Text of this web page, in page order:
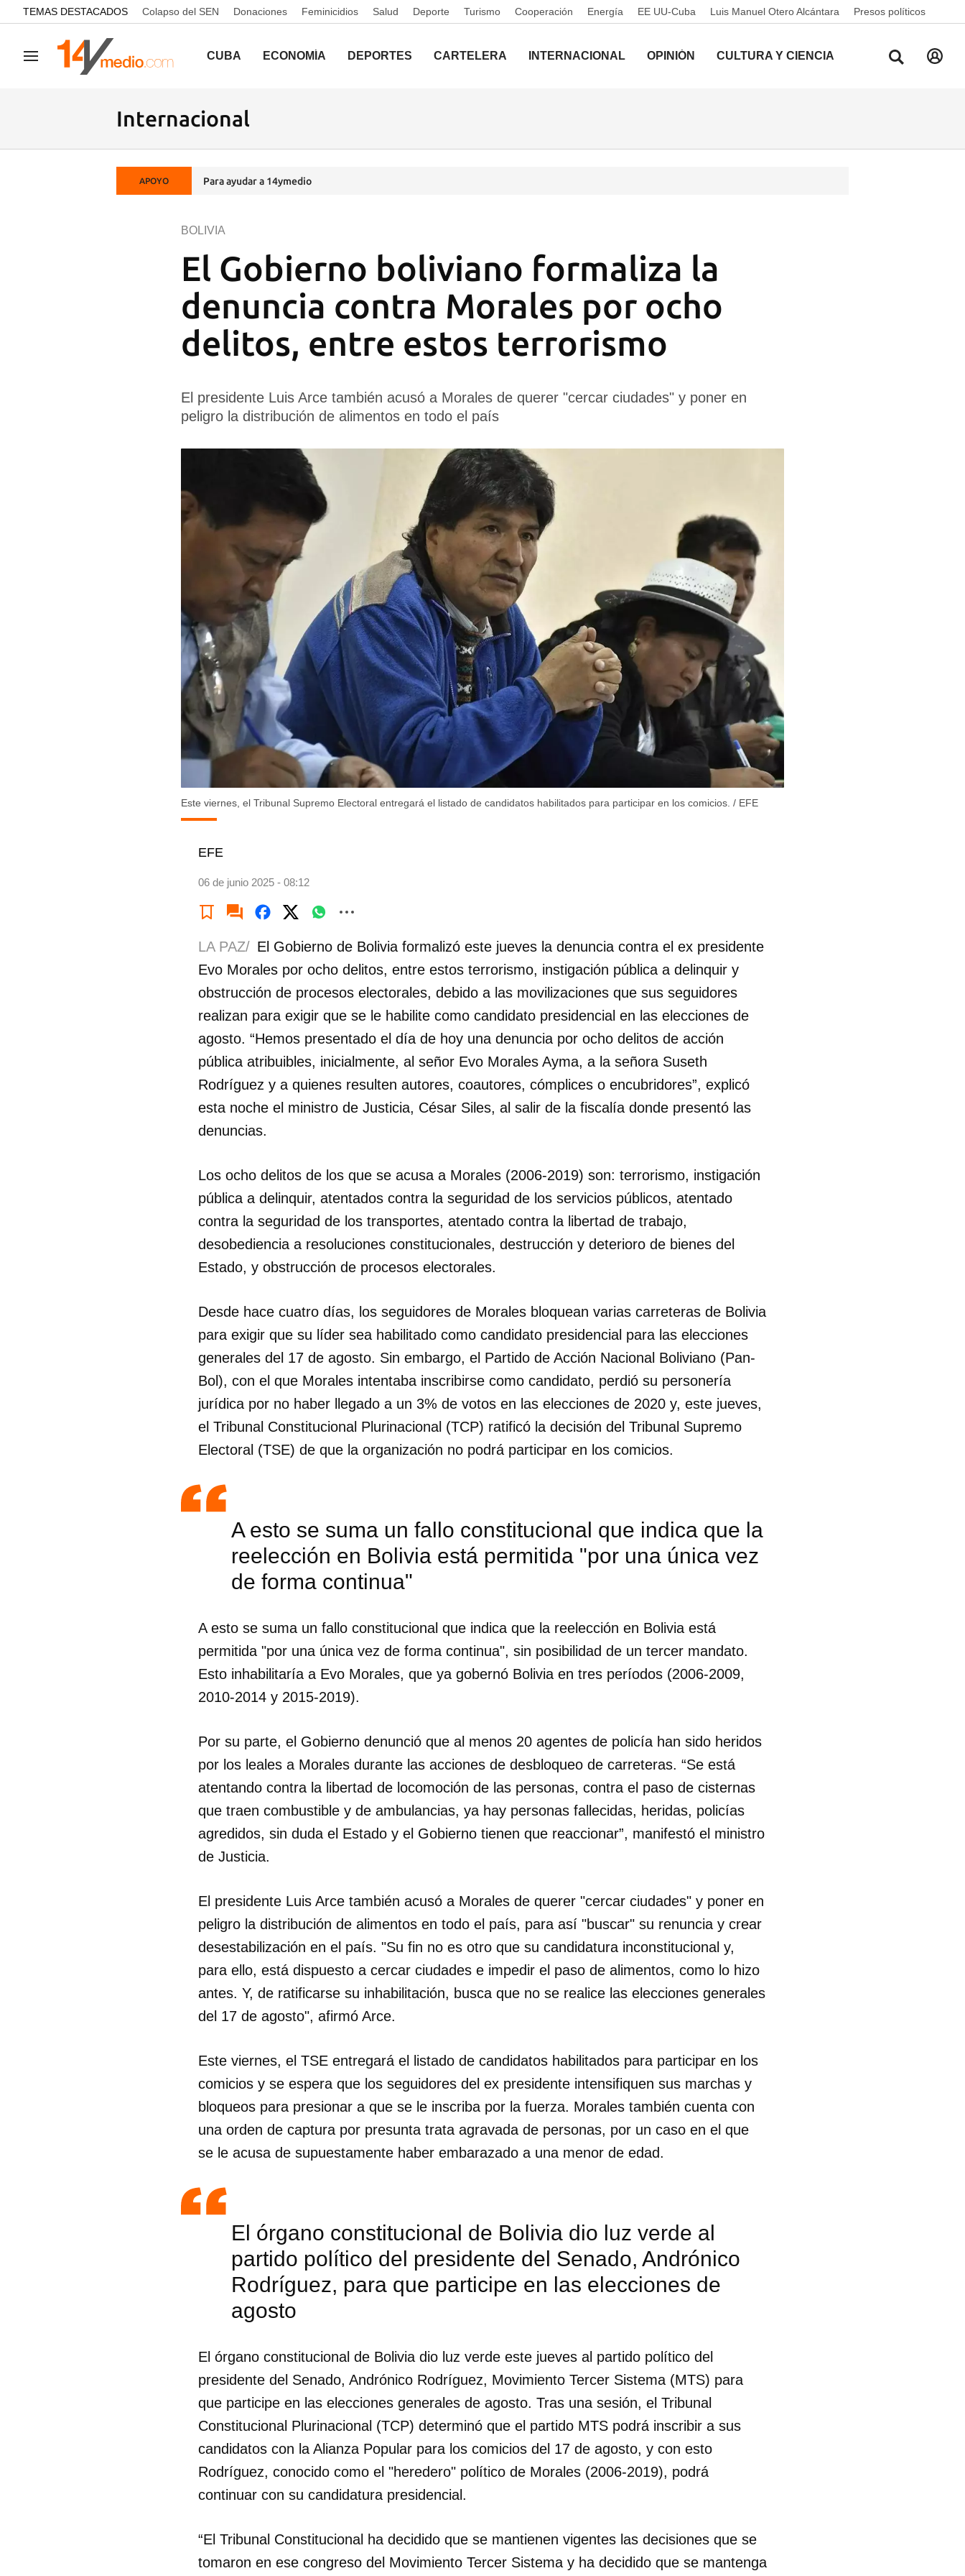
common.go-to-content
TEMAS DESTACADOS Colapso del SEN Donaciones Feminicidios Salud Deporte Turismo Cooperación Energía EE UU-Cuba Luis Manuel Otero Alcántara Presos políticos
Navegación CUBA ECONOMÍA DEPORTES CARTELERA INTERNACIONAL OPINIÓN CULTURA Y CIENCIA
Internacional
APOYO Para ayudar a 14ymedio
El Gobierno boliviano formaliza la
denuncia contra Morales por ocho
delitos, entre estos terrorismo
BOLIVIA
El presidente Luis Arce también acusó a Morales de querer "cercar ciudades" y poner en
peligro la distribución de alimentos en todo el país
Este viernes, el Tribunal Supremo Electoral entregará el listado de candidatos habilitados para participar en los comicios. / EFE
EFE
06 de junio 2025 - 08:12
Guardar como favorito
Para poder guardar como favorito, primero has de iniciar sesión con tu
INICIAR SESIÓN CANCELAR
LA PAZ/ El Gobierno de Bolivia formalizó este jueves la denuncia contra el ex presidente
Evo Morales por ocho delitos, entre estos terrorismo, instigación pública a delinquir y
obstrucción de procesos electorales, debido a las movilizaciones que sus seguidores
realizan para exigir que se le habilite como candidato presidencial en las elecciones de
agosto. “Hemos presentado el día de hoy una denuncia por ocho delitos de acción
pública atribuibles, inicialmente, al señor Evo Morales Ayma, a la señora Suseth
Rodríguez y a quienes resulten autores, coautores, cómplices o encubridores”, explicó
esta noche el ministro de Justicia, César Siles, al salir de la fiscalía donde presentó las
denuncias.
Los ocho delitos de los que se acusa a Morales (2006-2019) son: terrorismo, instigación
pública a delinquir, atentados contra la seguridad de los servicios públicos, atentado
contra la seguridad de los transportes, atentado contra la libertad de trabajo,
desobediencia a resoluciones constitucionales, destrucción y deterioro de bienes del
Estado, y obstrucción de procesos electorales.
Desde hace cuatro días, los seguidores de Morales bloquean varias carreteras de Bolivia
para exigir que su líder sea habilitado como candidato presidencial para las elecciones
generales del 17 de agosto. Sin embargo, el Partido de Acción Nacional Boliviano (Pan-
Bol), con el que Morales intentaba inscribirse como candidato, perdió su personería
jurídica por no haber llegado a un 3% de votos en las elecciones de 2020 y, este jueves,
el Tribunal Constitucional Plurinacional (TCP) ratificó la decisión del Tribunal Supremo
Electoral (TSE) de que la organización no podrá participar en los comicios.
A esto se suma un fallo constitucional que indica que la
reelección en Bolivia está permitida "por una única vez
de forma continua"
A esto se suma un fallo constitucional que indica que la reelección en Bolivia está
permitida "por una única vez de forma continua", sin posibilidad de un tercer mandato.
Esto inhabilitaría a Evo Morales, que ya gobernó Bolivia en tres períodos (2006-2009,
2010-2014 y 2015-2019).
Por su parte, el Gobierno denunció que al menos 20 agentes de policía han sido heridos
por los leales a Morales durante las acciones de desbloqueo de carreteras. “Se está
atentando contra la libertad de locomoción de las personas, contra el paso de cisternas
que traen combustible y de ambulancias, ya hay personas fallecidas, heridas, policías
agredidos, sin duda el Estado y el Gobierno tienen que reaccionar”, manifestó el ministro
de Justicia.
El presidente Luis Arce también acusó a Morales de querer "cercar ciudades" y poner en
peligro la distribución de alimentos en todo el país, para así "buscar" su renuncia y crear
desestabilización en el país. "Su fin no es otro que su candidatura inconstitucional y,
para ello, está dispuesto a cercar ciudades e impedir el paso de alimentos, como lo hizo
antes. Y, de ratificarse su inhabilitación, busca que no se realice las elecciones generales
del 17 de agosto", afirmó Arce.
Este viernes, el TSE entregará el listado de candidatos habilitados para participar en los
comicios y se espera que los seguidores del ex presidente intensifiquen sus marchas y
bloqueos para presionar a que se le inscriba por la fuerza. Morales también cuenta con
una orden de captura por presunta trata agravada de personas, por un caso en el que
se le acusa de supuestamente haber embarazado a una menor de edad.
El órgano constitucional de Bolivia dio luz verde al
partido político del presidente del Senado, Andrónico
Rodríguez, para que participe en las elecciones de
agosto
El órgano constitucional de Bolivia dio luz verde este jueves al partido político del
presidente del Senado, Andrónico Rodríguez, Movimiento Tercer Sistema (MTS) para
que participe en las elecciones generales de agosto. Tras una sesión, el Tribunal
Constitucional Plurinacional (TCP) determinó que el partido MTS podrá inscribir a sus
candidatos con la Alianza Popular para los comicios del 17 de agosto, y con esto
Rodríguez, conocido como el "heredero" político de Morales (2006-2019), podrá
continuar con su candidatura presidencial.
“El Tribunal Constitucional ha decidido que se mantienen vigentes las decisiones que se
tomaron en ese congreso del Movimiento Tercer Sistema y ha decidido que se mantenga